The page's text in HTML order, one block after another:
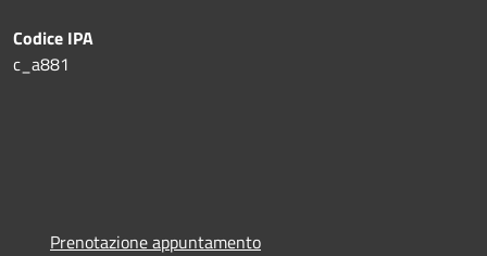
Codice IPA
c_a881
Prenotazione appuntamento